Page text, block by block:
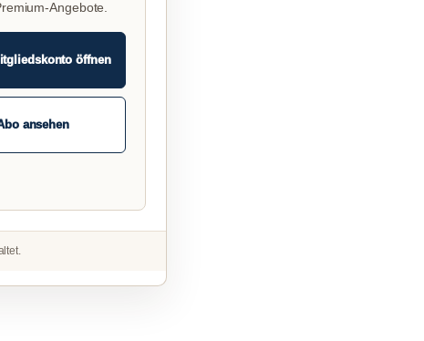
Angebote.
öffnen
ansehen